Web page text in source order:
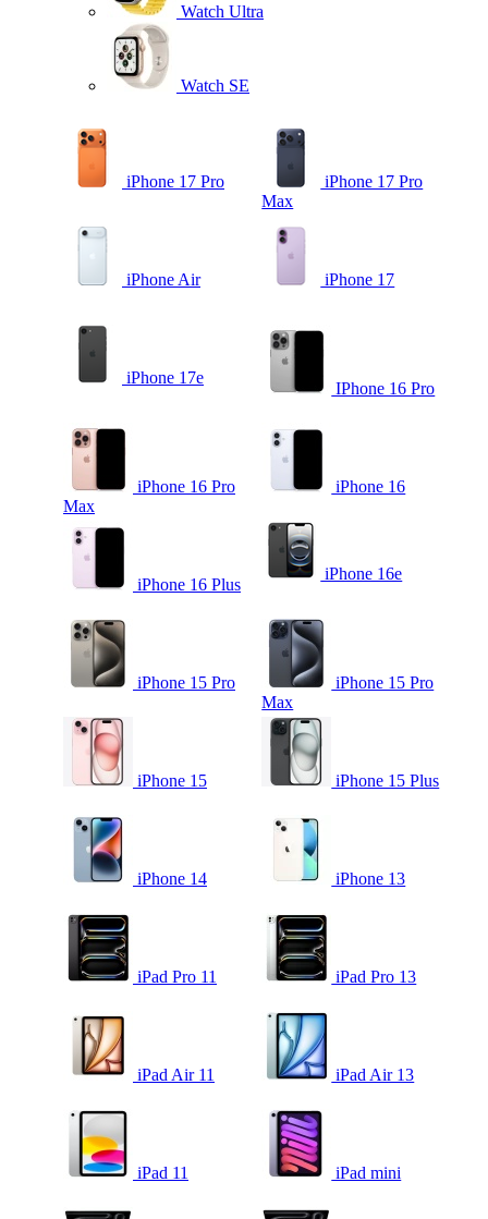
Watch Ultra
Watch SE
iPhone 17 Pro
iPhone 17 Pro
Max
iPhone Air iPhone 17
iPhone 17e
IPhone 16 Pro
iPhone 16 Pro
Max
iPhone 16
iPhone 16 Plus
iPhone 16e
iPhone 15 Pro
iPhone 15 Pro
Max
iPhone 15 iPhone 15 Plus
iPhone 14 iPhone 13
iPad Pro 11 iPad Pro 13
iPad Air 11 iPad Air 13
iPad 11 iPad mini